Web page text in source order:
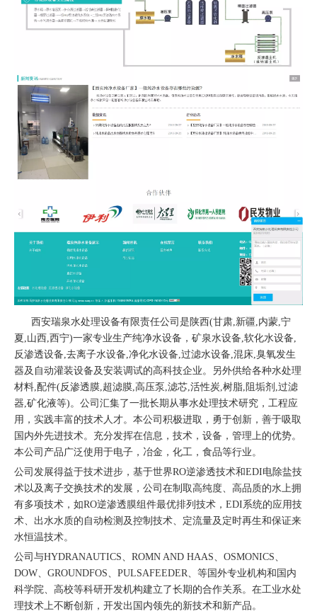
西安瑞泉水处理设备有限责任公司是陕西(甘肃,新疆,内蒙,宁
夏,山西,西宁)一家专业生产纯净水设备，矿泉水设备,软化水设备,
反渗透设备,去离子水设备,净化水设备,过滤水设备,混床,臭氧发生
器及自动灌装设备及安装调试的高科技企业。另外供给各种水处理
材料,配件(反渗透膜,超滤膜,高压泵,滤芯,活性炭,树脂,阻垢剂,过滤
器,矿化液等)。公司汇集了一批长期从事水处理技术研究，工程应
用，实践丰富的技术人才。本公司积极进取，勇于创新，善于吸取
国内外先进技术。充分发挥在信息，技术，设备，管理上的优势。
本公司产品广泛使用于电子，冶金，化工，食品等行业。
公司发展得益于技术进步，基于世界RO逆渗透技术和EDI电除盐技
术以及离子交换技术的发展，公司在制取高纯度、高品质的水上拥
有多项技术，如RO逆渗透膜组件最优排列技术，EDI系统的应用技
术、出水水质的自动检测及控制技术、定流量及定时再生和保证来
水恒温技术。
公司与HYDRANAUTICS、ROMN AND HAAS、OSMONICS、
DOW、GROUNDFOS、PULSAFEEDER、等国外专业机构和国内
科学院、高校等科研开发机构建立了长期的合作关系。在工业水处
理技术上不断创新，开发出国内领先的新技术和新产品。